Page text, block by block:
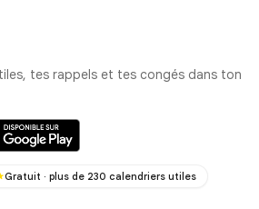
tes rappels et tes congés dans ton
Gratuit · plus de 230 calendriers utiles